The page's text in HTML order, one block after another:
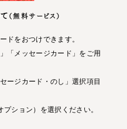
（無料サービス）
ドをおつけできます。
「メッセージカード」をご用
ージカード・のし」選択項目
ション）を選択ください。